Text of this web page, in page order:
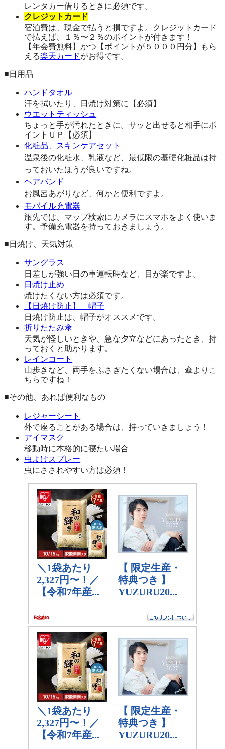
レンタカー借りるときに必須です。
クレジットカード
宿泊費は、現金で払うと損ですよ。クレジットカード
で払えば、１％〜２％のポイントが付きます！
【年会費無料】かつ【ポイントが５０００円分】もら
える楽天カードがお得です。
■日用品
ハンドタオル
汗を拭いたり、日焼け対策に【必須】
ウエットティッシュ
ちょっと手が汚れたときに。サッと出せると相手にポ
イントＵＰ【必須】
化粧品、スキンケアセット
温泉後の化粧水、乳液など、最低限の基礎化粧品は持
っておいたほうが良いですね。
ヘアバンド
お風呂あがりなど、何かと便利ですよ。
モバイル充電器
旅先では、マップ検索にカメラにスマホをよく使いま
す。予備充電器を持っておきましょう。
■日焼け、天気対策
サングラス
日差しが強い日の車運転時など、目が楽ですよ。
日焼け止め
焼けたくない方は必須です。
【日焼け防止】 帽子
日焼け防止は、帽子がオススメです。
折りたたみ傘
天気が怪しいときや、急な夕立などにあったとき、持
っておくと助かります。
レインコート
山歩きなど、両手をふさぎたくない場合は、傘よりこ
ちらですね！
■その他、あれば便利なもの
レジャーシート
外で座ることがある場合は、持っていきましょう！
アイマスク
移動時に本格的に寝たい場合
虫よけスプレー
虫にさされやすい方は必須！